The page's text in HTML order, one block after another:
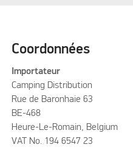
Coordonnées
Importateur
Camping Distribution
Rue de Baronhaie 63
BE-468
Heure-Le-Romain, Belgium
VAT No. 194 6547 23